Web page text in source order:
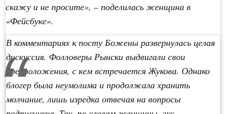
скажу и не просите», – поделилась женщина в
«Фейсбуке».
В комментариях к посту Божены развернулась целая
дискуссия. Фолловеры Рынски выдвигали свои
предположения, с кем встречается Жукова. Однако
блогер была неумолима и продолжала хранить
молчание, лишь изредка отвечая на вопросы